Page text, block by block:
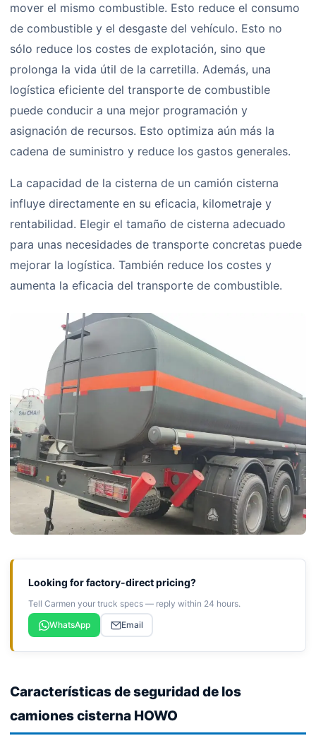
mover el mismo combustible. Esto reduce el consumo
de combustible y el desgaste del vehículo. Esto no
sólo reduce los costes de explotación, sino que
prolonga la vida útil de la carretilla. Además, una
logística eficiente del transporte de combustible
puede conducir a una mejor programación y
asignación de recursos. Esto optimiza aún más la
cadena de suministro y reduce los gastos generales.
La capacidad de la cisterna de un camión cisterna
influye directamente en su eficacia, kilometraje y
rentabilidad. Elegir el tamaño de cisterna adecuado
para unas necesidades de transporte concretas puede
mejorar la logística. También reduce los costes y
aumenta la eficacia del transporte de combustible.
Looking for factory-direct pricing?
Tell Carmen your truck specs — reply within 24 hours.
WhatsApp
Email
Características de seguridad de los
camiones cisterna HOWO